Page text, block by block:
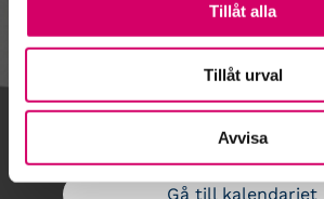
Tillåt alla
Tillåt urval
Avvisa
Kalendarium
Gå till kalendariet